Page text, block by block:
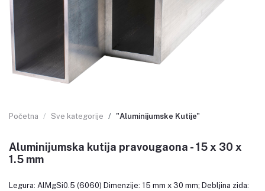
Početna Sve kategorije "Aluminijumske Kutije"
Aluminijumska kutija pravougaona - 15 x 30 x
1.5 mm
Legura: AlMgSi0.5 (6060) Dimenzije: 15 mm x 30 mm; Debljina zida: